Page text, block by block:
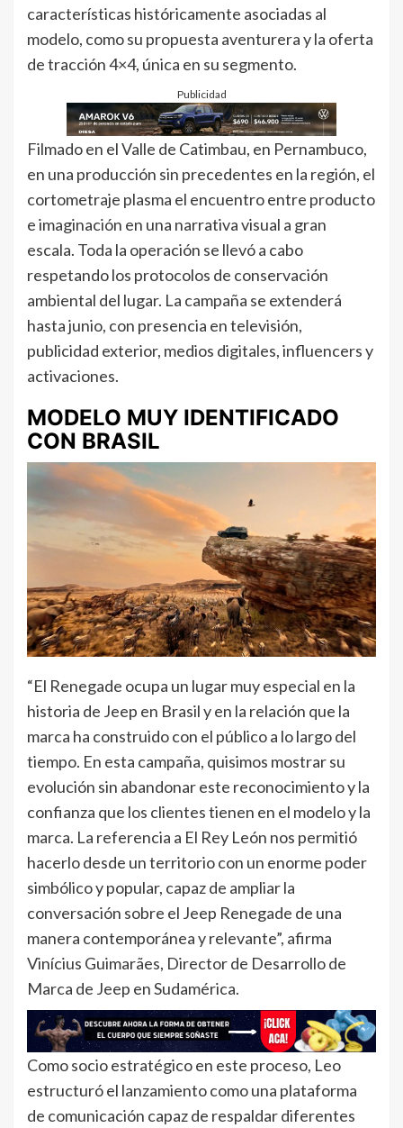
características históricamente asociadas al
modelo, como su propuesta aventurera y la oferta
de tracción 4×4, única en su segmento.
Publicidad
Filmado en el Valle de Catimbau, en Pernambuco,
en una producción sin precedentes en la región, el
cortometraje plasma el encuentro entre producto
e imaginación en una narrativa visual a gran
escala. Toda la operación se llevó a cabo
respetando los protocolos de conservación
ambiental del lugar. La campaña se extenderá
hasta junio, con presencia en televisión,
publicidad exterior, medios digitales, influencers y
activaciones.
MODELO MUY IDENTIFICADO
CON BRASIL
“El Renegade ocupa un lugar muy especial en la
historia de Jeep en Brasil y en la relación que la
marca ha construido con el público a lo largo del
tiempo. En esta campaña, quisimos mostrar su
evolución sin abandonar este reconocimiento y la
confianza que los clientes tienen en el modelo y la
marca. La referencia a El Rey León nos permitió
hacerlo desde un territorio con un enorme poder
simbólico y popular, capaz de ampliar la
conversación sobre el Jeep Renegade de una
manera contemporánea y relevante”, afirma
Vinícius Guimarães, Director de Desarrollo de
Marca de Jeep en Sudamérica.
Como socio estratégico en este proceso, Leo
estructuró el lanzamiento como una plataforma
de comunicación capaz de respaldar diferentes